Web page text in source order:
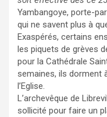
Yambangoye, porte-
qui ne savent plus à
Exaspérés, certains
les piquets de grèves
pour la Cathédrale
semaines, ils dorment
l’Eglise.
L’archevêque de
sollicité pour faire un